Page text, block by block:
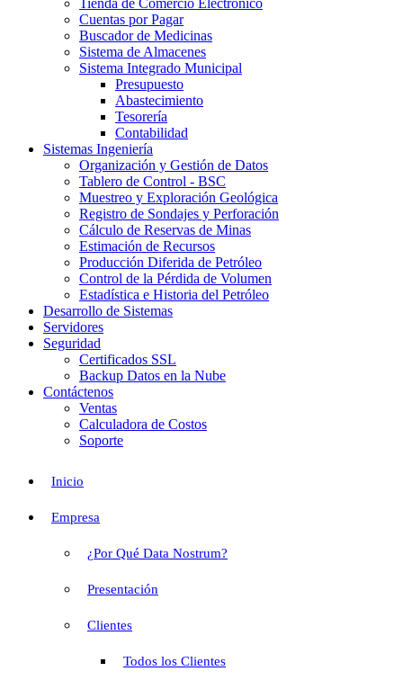
Tienda de Comercio Electrónico
Cuentas por Pagar
Buscador de Medicinas
Sistema de Almacenes
Sistema Integrado Municipal
Presupuesto
Abastecimiento
Tesorería
Contabilidad
Sistemas Ingeniería
Organización y Gestión de Datos
Tablero de Control - BSC
Muestreo y Exploración Geológica
Registro de Sondajes y Perforación
Cálculo de Reservas de Minas
Estimación de Recursos
Producción Diferida de Petróleo
Control de la Pérdida de Volumen
Estadística e Historia del Petróleo
Desarrollo de Sistemas
Servidores
Seguridad
Certificados SSL
Backup Datos en la Nube
Contáctenos
Ventas
Calculadora de Costos
Soporte
Inicio
Empresa
¿Por Qué Data Nostrum?
Presentación
Clientes
Todos los Clientes